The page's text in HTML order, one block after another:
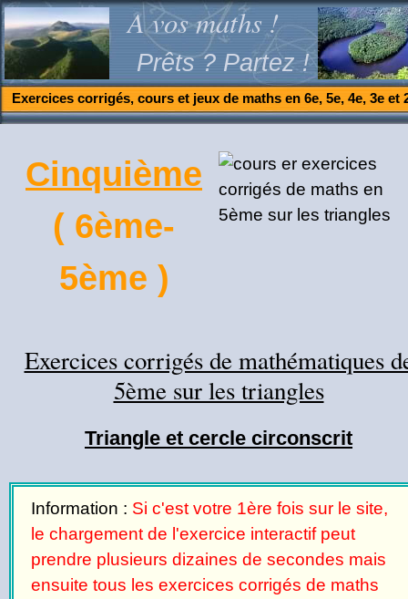
A vos maths !
Prêts ? Partez !
Exercices corrigés, cours et jeux de maths en 6e, 5e, 4e, 3e et
Cinquième
( 6ème-
5ème )
Exercices corrigés de mathématiques
5ème sur les triangles
Triangle et cercle circonscrit
Information : Si c'est votre 1ère fois sur le site,
le chargement de l'exercice interactif peut
prendre plusieurs dizaines de secondes mais
ensuite tous les exercices corrigés de maths